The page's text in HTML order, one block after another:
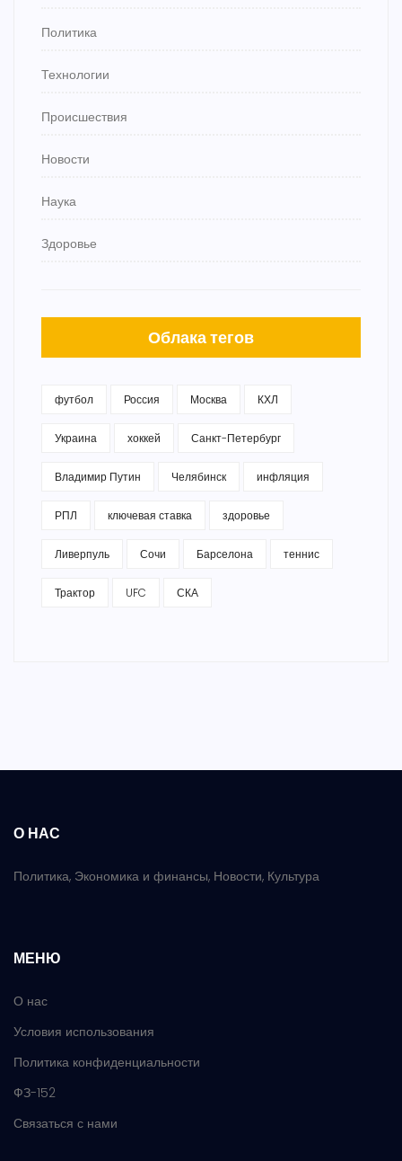
Политика
Технологии
Происшествия
Новости
Наука
Здоровье
Облака тегов
футбол Россия Москва КХЛ
Украина хоккей Санкт-Петербург
Владимир Путин Челябинск инфляция
РПЛ ключевая ставка здоровье
Ливерпуль Сочи Барселона теннис
Трактор UFC СКА
О НАС
Политика, Экономика и финансы, Новости, Культура
МЕНЮ
О нас
Условия использования
Политика конфиденциальности
ФЗ-152
Связаться с нами